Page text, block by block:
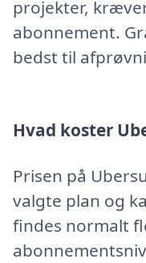
projekter,
abonnement.
bedst til
Hvad koster
Prisen på
valgte plan og
findes normalt